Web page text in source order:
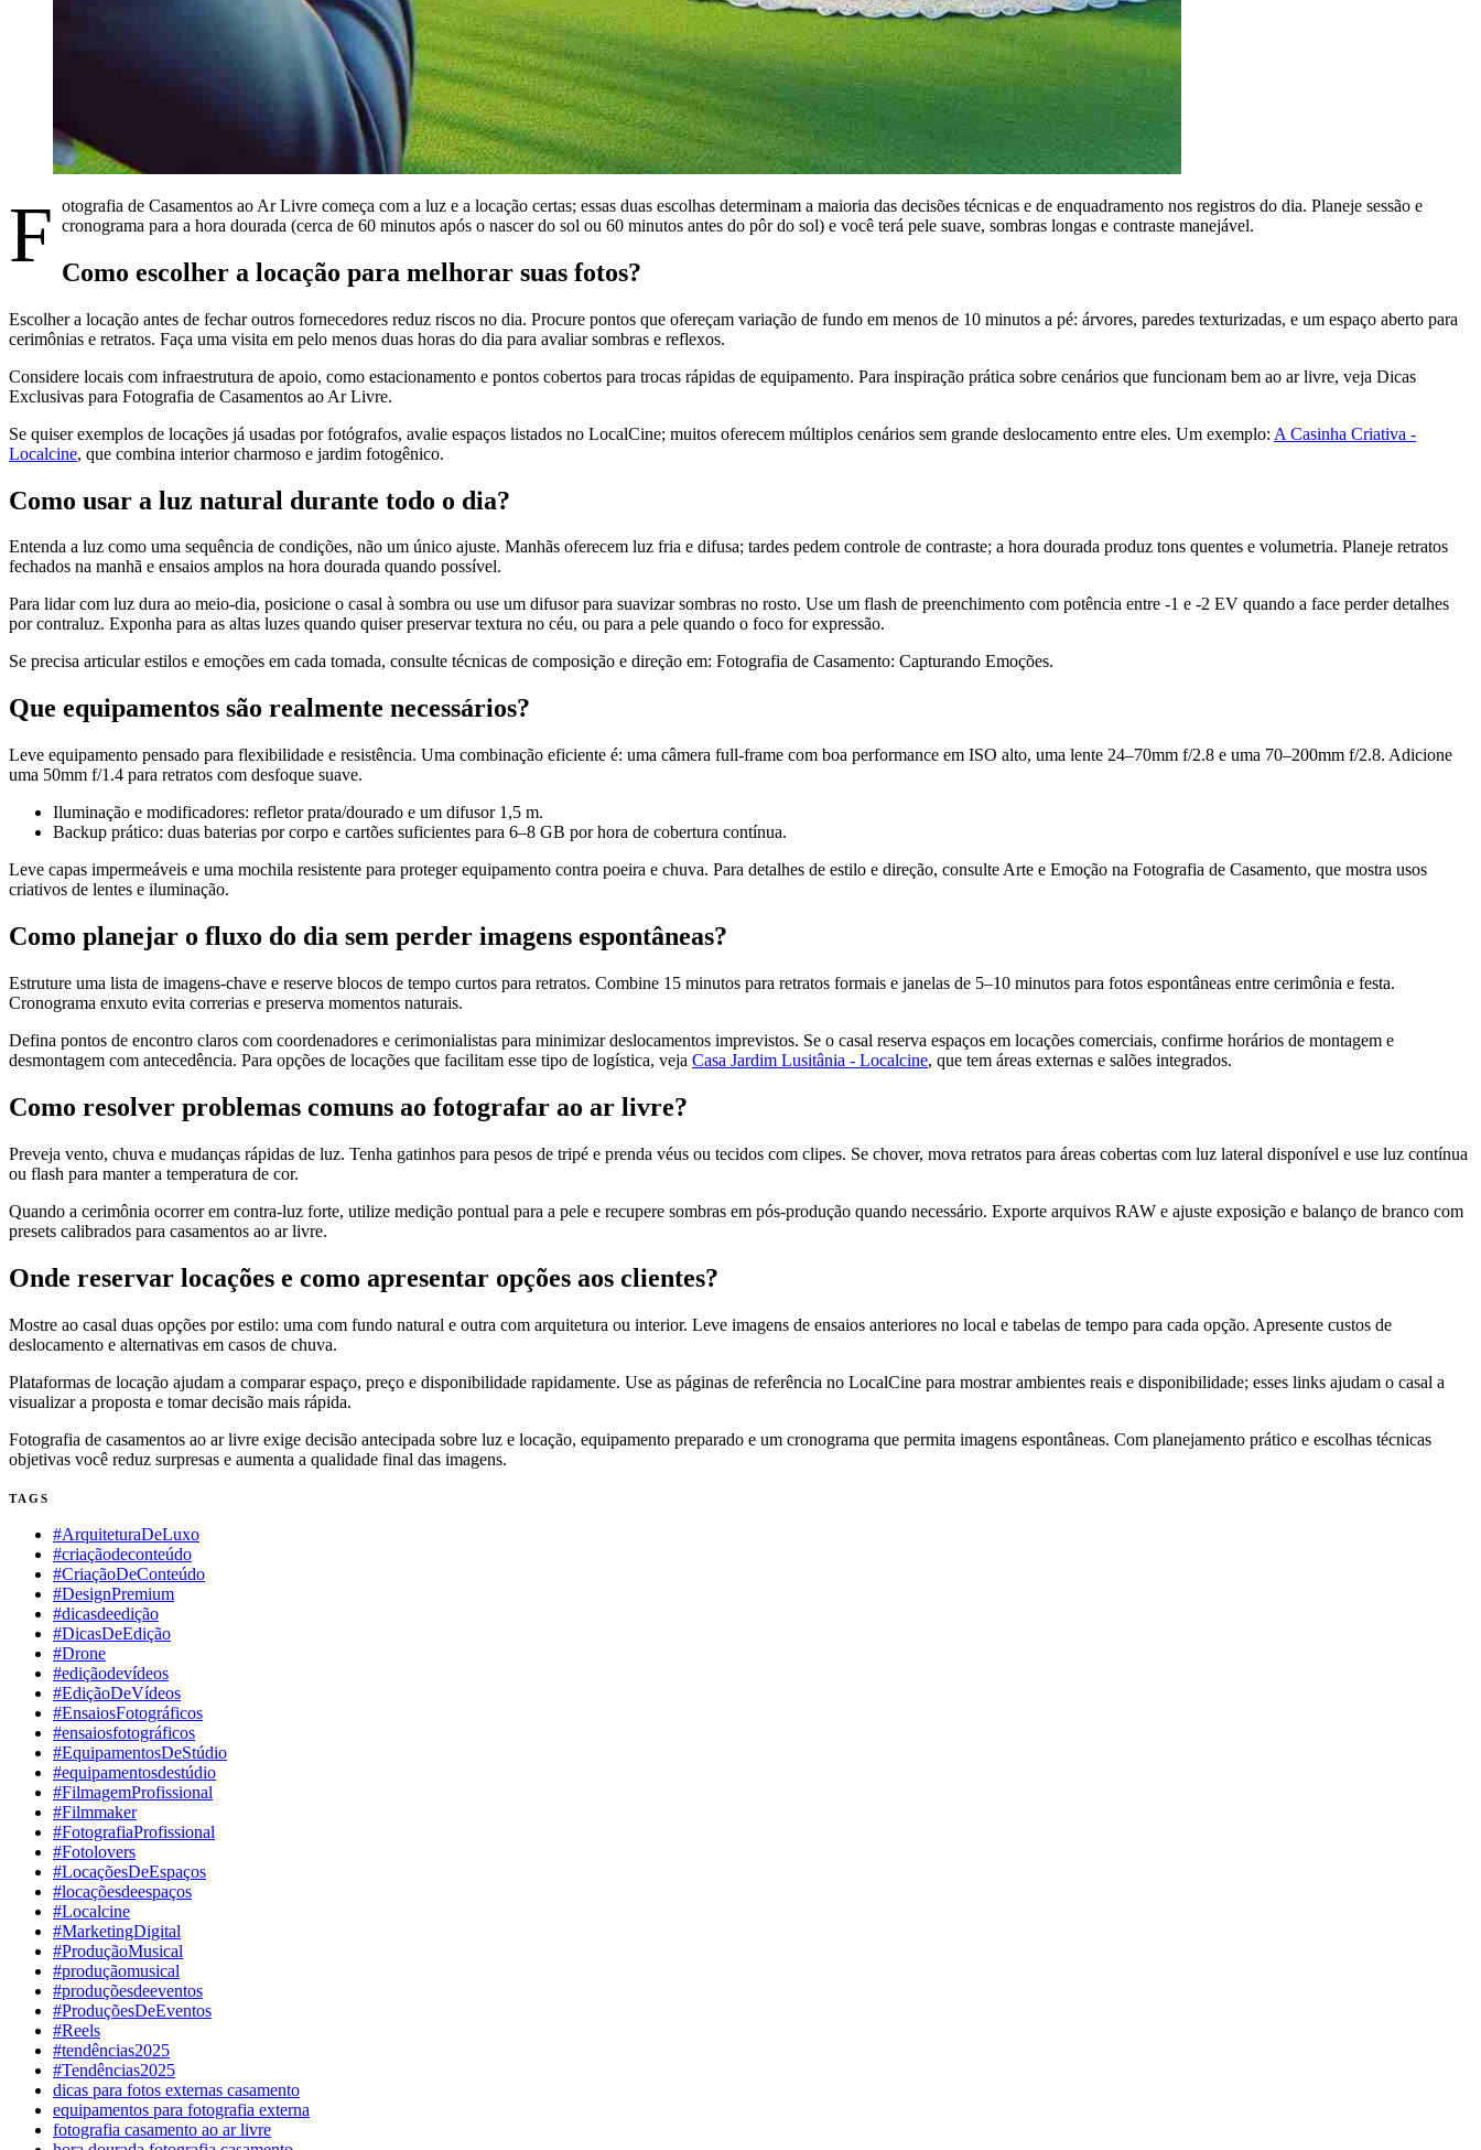
F otografia de Casamentos ao Ar Livre começa com a luz e a locação certas; essas duas escolhas determinam a maioria das decisões técnicas e de enquadramento nos registros do dia. Planeje sessão e
cronograma para a hora dourada (cerca de 60 minutos após o nascer do sol ou 60 minutos antes do pôr do sol) e você terá pele suave, sombras longas e contraste manejável.
Como escolher a locação para melhorar suas fotos?
Escolher a locação antes de fechar outros fornecedores reduz riscos no dia. Procure pontos que ofereçam variação de fundo em menos de 10 minutos a pé: árvores, paredes texturizadas, e um espaço aberto para
cerimônias e retratos. Faça uma visita em pelo menos duas horas do dia para avaliar sombras e reflexos.
Considere locais com infraestrutura de apoio, como estacionamento e pontos cobertos para trocas rápidas de equipamento. Para inspiração prática sobre cenários que funcionam bem ao ar livre, veja Dicas
Exclusivas para Fotografia de Casamentos ao Ar Livre.
Se quiser exemplos de locações já usadas por fotógrafos, avalie espaços listados no LocalCine; muitos oferecem múltiplos cenários sem grande deslocamento entre eles. Um exemplo: A Casinha Criativa -
Localcine, que combina interior charmoso e jardim fotogênico.
Como usar a luz natural durante todo o dia?
Entenda a luz como uma sequência de condições, não um único ajuste. Manhãs oferecem luz fria e difusa; tardes pedem controle de contraste; a hora dourada produz tons quentes e volumetria. Planeje retratos
fechados na manhã e ensaios amplos na hora dourada quando possível.
Para lidar com luz dura ao meio-dia, posicione o casal à sombra ou use um difusor para suavizar sombras no rosto. Use um flash de preenchimento com potência entre -1 e -2 EV quando a face perder detalhes
por contraluz. Exponha para as altas luzes quando quiser preservar textura no céu, ou para a pele quando o foco for expressão.
Se precisa articular estilos e emoções em cada tomada, consulte técnicas de composição e direção em: Fotografia de Casamento: Capturando Emoções.
Que equipamentos são realmente necessários?
Leve equipamento pensado para flexibilidade e resistência. Uma combinação eficiente é: uma câmera full-frame com boa performance em ISO alto, uma lente 24–70mm f/2.8 e uma 70–200mm f/2.8. Adicione
uma 50mm f/1.4 para retratos com desfoque suave.
Iluminação e modificadores: refletor prata/dourado e um difusor 1,5 m.
Backup prático: duas baterias por corpo e cartões suficientes para 6–8 GB por hora de cobertura contínua.
Leve capas impermeáveis e uma mochila resistente para proteger equipamento contra poeira e chuva. Para detalhes de estilo e direção, consulte Arte e Emoção na Fotografia de Casamento, que mostra usos
criativos de lentes e iluminação.
Como planejar o fluxo do dia sem perder imagens espontâneas?
Estruture uma lista de imagens-chave e reserve blocos de tempo curtos para retratos. Combine 15 minutos para retratos formais e janelas de 5–10 minutos para fotos espontâneas entre cerimônia e festa.
Cronograma enxuto evita correrias e preserva momentos naturais.
Defina pontos de encontro claros com coordenadores e cerimonialistas para minimizar deslocamentos imprevistos. Se o casal reserva espaços em locações comerciais, confirme horários de montagem e
desmontagem com antecedência. Para opções de locações que facilitam esse tipo de logística, veja Casa Jardim Lusitânia - Localcine, que tem áreas externas e salões integrados.
Como resolver problemas comuns ao fotografar ao ar livre?
Preveja vento, chuva e mudanças rápidas de luz. Tenha gatinhos para pesos de tripé e prenda véus ou tecidos com clipes. Se chover, mova retratos para áreas cobertas com luz lateral disponível e use luz contínua
ou flash para manter a temperatura de cor.
Quando a cerimônia ocorrer em contra‑luz forte, utilize medição pontual para a pele e recupere sombras em pós‑produção quando necessário. Exporte arquivos RAW e ajuste exposição e balanço de branco com
presets calibrados para casamentos ao ar livre.
Onde reservar locações e como apresentar opções aos clientes?
Mostre ao casal duas opções por estilo: uma com fundo natural e outra com arquitetura ou interior. Leve imagens de ensaios anteriores no local e tabelas de tempo para cada opção. Apresente custos de
deslocamento e alternativas em casos de chuva.
Plataformas de locação ajudam a comparar espaço, preço e disponibilidade rapidamente. Use as páginas de referência no LocalCine para mostrar ambientes reais e disponibilidade; esses links ajudam o casal a
visualizar a proposta e tomar decisão mais rápida.
Fotografia de casamentos ao ar livre exige decisão antecipada sobre luz e locação, equipamento preparado e um cronograma que permita imagens espontâneas. Com planejamento prático e escolhas técnicas
objetivas você reduz surpresas e aumenta a qualidade final das imagens.
TAGS
#ArquiteturaDeLuxo
#criaçãodeconteúdo
#CriaçãoDeConteúdo
#DesignPremium
#dicasdeedição
#DicasDeEdição
#Drone
#ediçãodevídeos
#EdiçãoDeVídeos
#EnsaiosFotográficos
#ensaiosfotográficos
#EquipamentosDeStúdio
#equipamentosdestúdio
#FilmagemProfissional
#Filmmaker
#FotografiaProfissional
#Fotolovers
#LocaçõesDeEspaços
#locaçõesdeespaços
#Localcine
#MarketingDigital
#ProduçãoMusical
#produçãomusical
#produçõesdeeventos
#ProduçõesDeEventos
#Reels
#tendências2025
#Tendências2025
dicas para fotos externas casamento
equipamentos para fotografia externa
fotografia casamento ao ar livre